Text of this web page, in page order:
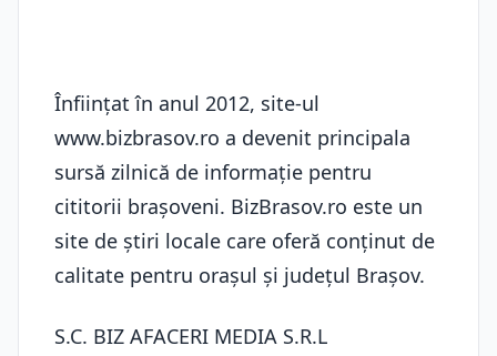
Înființat în anul 2012, site-ul
www.bizbrasov.ro a devenit principala
sursă zilnică de informație pentru
cititorii brașoveni. BizBrasov.ro este un
site de știri locale care oferă conținut de
calitate pentru orașul și județul Brașov.
S.C. BIZ AFACERI MEDIA S.R.L